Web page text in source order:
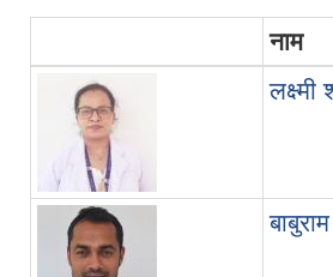
नाम
लक्ष्मी